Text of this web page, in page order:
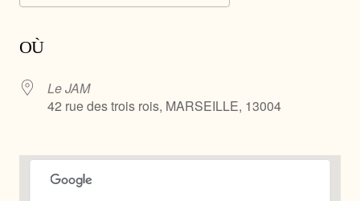
OÙ
Le JAM
42 rue des trois rois, MARSEILLE, 13004